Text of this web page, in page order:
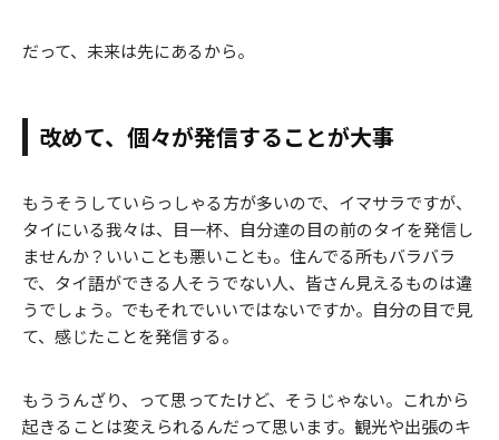
だって、未来は先にあるから。
改めて、個々が発信することが大事
もうそうしていらっしゃる方が多いので、イマサラですが、
タイにいる我々は、目一杯、自分達の目の前のタイを発信し
ませんか？いいことも悪いことも。住んでる所もバラバラ
で、タイ語ができる人そうでない人、皆さん見えるものは違
うでしょう。でもそれでいいではないですか。自分の目で見
て、感じたことを発信する。
もううんざり、って思ってたけど、そうじゃない。これから
起きることは変えられるんだって思います。観光や出張のキ